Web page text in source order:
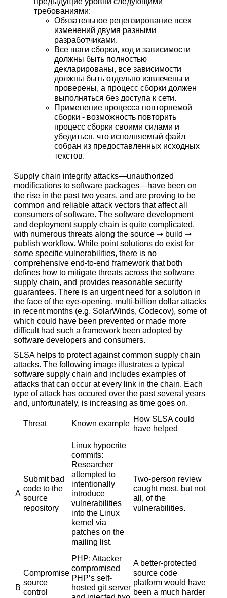
требованиями:
Обязательное рецензирование всех
изменений двумя разными
разработчиками.
Все шаги сборки, код и зависимости
должны быть полностью
декларированы, все зависимости
должны быть отдельно извлечены и
проверены, а процесс сборки должен
выполняться без доступа к сети.
Применение процесса повторяемой
сборки - возможность повторить
процесс сборки своими силами и
убедиться, что исполняемый файл
собран из предоставленных исходных
текстов.
Supply chain integrity attacks—unauthorized
modifications to software packages—have been on
the rise in the past two years, and are proving to be
common and reliable attack vectors that affect all
consumers of software. The software development
and deployment supply chain is quite complicated,
with numerous threats along the source ➞ build ➞
publish workflow. While point solutions do exist for
some specific vulnerabilities, there is no
comprehensive end-to-end framework that both
defines how to mitigate threats across the software
supply chain, and provides reasonable security
guarantees. There is an urgent need for a solution in
the face of the eye-opening, multi-billion dollar attacks
in recent months (e.g. SolarWinds, Codecov), some of
which could have been prevented or made more
difficult had such a framework been adopted by
software developers and consumers.
SLSA helps to protect against common supply chain
attacks. The following image illustrates a typical
software supply chain and includes examples of
attacks that can occur at every link in the chain. Each
type of attack has occured over the past several years
and, unfortunately, is increasing as time goes on.
Threat Known example
How SLSA could
have helped
A
Submit bad
code to the
source
repository
Linux hypocrite
commits:
Researcher
attempted to
intentionally
introduce
vulnerabilities
into the Linux
kernel via
patches on the
mailing list.
Two-person review
caught most, but not
all, of the
vulnerabilities.
B
Compromise
source
control
PHP: Attacker
compromised
PHP’s self-
hosted git server
A better-protected
source code
platform would have
been a much harder